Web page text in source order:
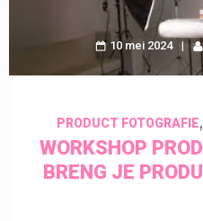
10 mei 2024
PRODUCT FOTOGRAFIE,
WORKSHOP
BRENG JE